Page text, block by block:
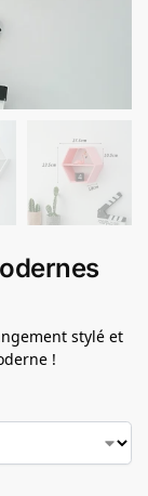
stylé et
!